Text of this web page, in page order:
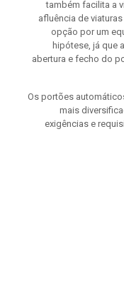
também facilita a
afluência de
opção por um
hipótese, já que
abertura e fecho do
Os portões
mais
exigências e